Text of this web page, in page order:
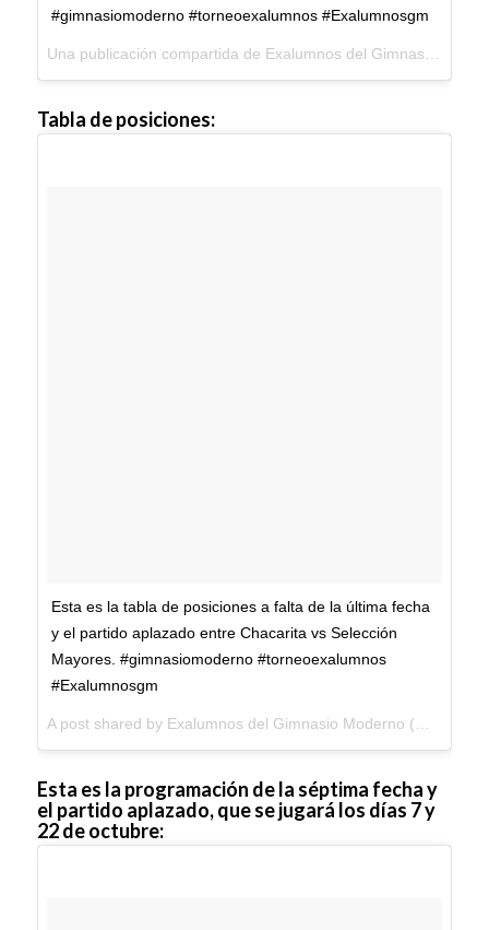
#gimnasiomoderno #torneoexalumnos #Exalumnosgm
Tabla de posiciones:
Esta es la tabla de posiciones a falta de la última fecha
y el partido aplazado entre Chacarita vs Selección
Mayores. #gimnasiomoderno #torneoexalumnos
#Exalumnosgm
Esta es la programación de la séptima fecha y
el partido aplazado, que se jugará los días 7 y
22 de octubre: